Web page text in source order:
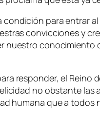
para entrar al
convicciones y
conocimiento
responder, el
no obstante
humana que a todos